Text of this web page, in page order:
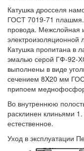
Катушка дросселя
ГОСТ 7019-71 плашмя.
провода. Межслойная
Катушка пропитана в
эмалью серой ГФ-92-
выполнены в виде
сечением 8X20 мм
припоем
Во внутреннюю
расклинен клиньями
естественное.
Уход в эксплуатации